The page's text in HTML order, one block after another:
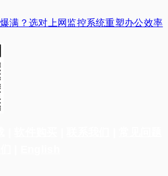
满？选对上网监控系统重塑办公效率